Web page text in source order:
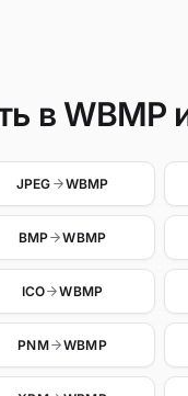
в WBMP
JPEG WBMP
BMP WBMP
ICO WBMP
PNM WBMP